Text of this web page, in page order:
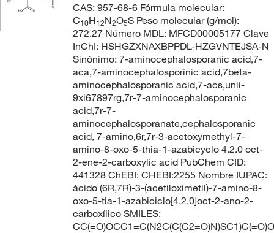
CAS: 957-68-6 Fórmula molecular:
C10H12N2O5S Peso molecular (g/mol):
272.27 Número MDL: MFCD00005177 Clave
InChI: HSHGZXNAXBPPDL-HZGVNTEJSA-N
Sinónimo: 7-aminocephalosporanic acid,7-
aca,7-aminocephalosporinic acid,7beta-
aminocephalosporanic acid,7-acs,unii-
9xi67897rg,7r-7-aminocephalosporanic
acid,7r-7-
aminocephalosporanate,cephalosporanic
acid, 7-amino,6r,7r-3-acetoxymethyl-7-
amino-8-oxo-5-thia-1-azabicyclo 4.2.0 oct-
2-ene-2-carboxylic acid PubChem CID:
441328 ChEBI: CHEBI:2255 Nombre IUPAC:
ácido (6R,7R)-3-(acetiloximetil)-7-amino-8-
oxo-5-tia-1-azabiciclo[4.2.0]oct-2-ano-2-
carboxílico SMILES:
CC(=O)OCC1=C(N2C(C(C2=O)N)SC1)C(=O)O